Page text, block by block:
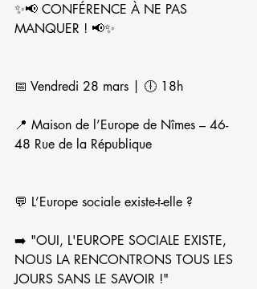
✨📢 CONFÉRENCE À NE PAS
MANQUER ! 📢✨
📅 Vendredi 28 mars | 🕕 18h
📍 Maison de l’Europe de Nîmes – 46-
48 Rue de la République
💬 L’Europe sociale existe-t-elle ?
➡️ "OUI, L'EUROPE SOCIALE EXISTE,
NOUS LA RENCONTRONS TOUS LES
JOURS SANS LE SAVOIR !"